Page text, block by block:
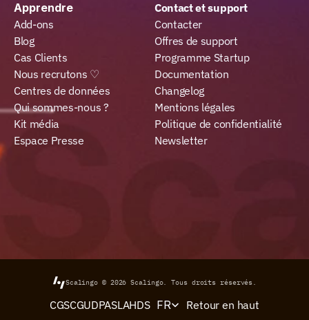
Apprendre
Add-ons
Blog
Cas Clients
Nous recrutons ♡
Centres de données
Qui sommes-nous ?
Kit média
Espace Presse
Contact et support
Contacter
Offres de support
Programme Startup
Documentation
Changelog
Mentions légales
Politique de confidentialité
Newsletter
Scalingo © 2026Scalingo. Tous droits réservés.
CGSCGUDPASLAHDS FR Retour en haut